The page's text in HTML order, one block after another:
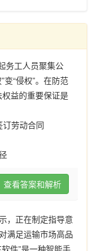
务工人员聚集公
变“侵权”。在防范
权益的重要保证是
订劳动合同
查看答案和解析
，正在制定指导意
满足运输市场高品
件”是一种智能手